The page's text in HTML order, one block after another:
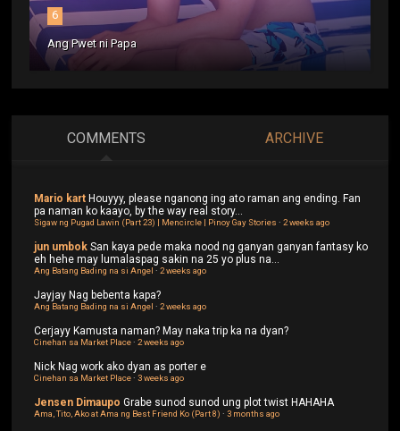
6
Ang Pwet ni Papa
COMMENTS ARCHIVE
Mario kart Houyyy, please nganong ing ato raman ang ending. Fan
pa naman ko kaayo, by the way real story...
Sigaw ng Pugad Lawin (Part 23) | Mencircle | Pinoy Gay Stories ·2 weeks ago
jun umbok San kaya pede maka nood ng ganyan ganyan fantasy ko
eh hehe may lumalaspag sakin na 25 yo plus na...
Ang Batang Bading na si Angel ·2 weeks ago
Jayjay Nag bebenta kapa?
Ang Batang Bading na si Angel ·2 weeks ago
Cerjayy Kamusta naman? May naka trip ka na dyan?
Cinehan sa Market Place·2 weeks ago
Nick Nag work ako dyan as porter e
Cinehan sa Market Place·3 weeks ago
Jensen Dimaupo Grabe sunod sunod ung plot twist HAHAHA
Ama, Tito, Ako at Ama ng Best Friend Ko (Part 8) ·3 months ago